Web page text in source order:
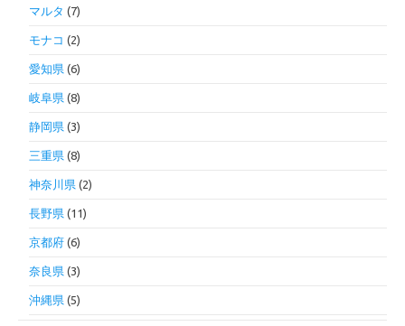
マルタ (7)
モナコ (2)
愛知県 (6)
岐阜県 (8)
静岡県 (3)
三重県 (8)
神奈川県 (2)
長野県 (11)
京都府 (6)
奈良県 (3)
沖縄県 (5)